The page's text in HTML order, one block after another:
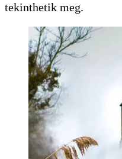
tekinthetik meg.